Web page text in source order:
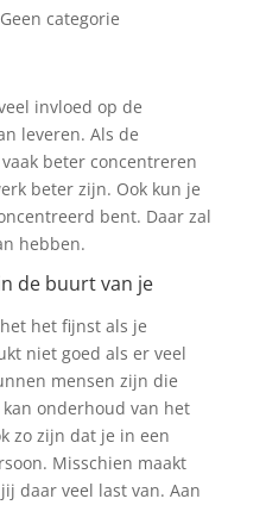
Geen categorie
invloed op de
leveren. Als de
beter concentreren
beter zijn. Ook kun je
bent. Daar zal
hebben.
de buurt van je
het fijnst als je
niet goed als er veel
mensen zijn die
onderhoud van het
zo zijn dat je in een
Misschien maakt
daar veel last van. Aan